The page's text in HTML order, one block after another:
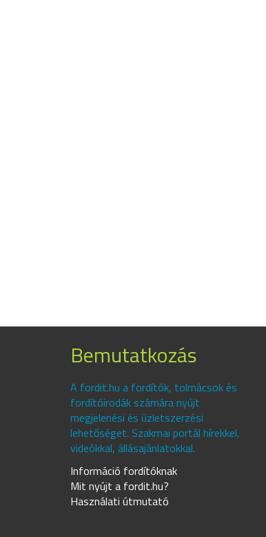
Bemutatkozás
A fordit.hu a fordítók, tolmácsok és
fordítóirodák számára nyújt
megjelenési és üzletszerzési
lehetőséget. Szakmai portál hírekkel,
videókkal, állásajánlatokkal.
Információ fordítóknak
Mit nyújt a fordit.hu?
Használati útmutató